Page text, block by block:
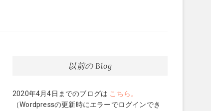
以前の Blog
2020年4月4日までのブログは こちら。
（Wordpressの更新時にエラーでログインでき